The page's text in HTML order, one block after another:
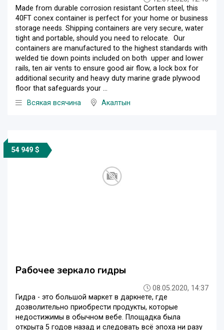
Made from durable corrosion resistant Corten steel, this
40FT conex container is perfect for your home or business
storage needs. Shipping containers are very secure, water
tight and portable, should you need to relocate. Our
containers are manufactured to the highest standards with
welded tie down points included on both upper and lower
rails, ten air vents to ensure good air flow, a lock box for
additional security and heavy duty marine grade plywood
floor that safeguards your ...
Всякая всячина
Акалтын
54 949 $
Рабочее зеркало гидры
08.05.2020, 14:37
Гидра - это большой маркет в даркнете, где
дозволительно приобрести продукты, которые
недостижимы в обычном вебе. Площадка была
открыта 5 годов назад и следовать всё эпоха ни разу